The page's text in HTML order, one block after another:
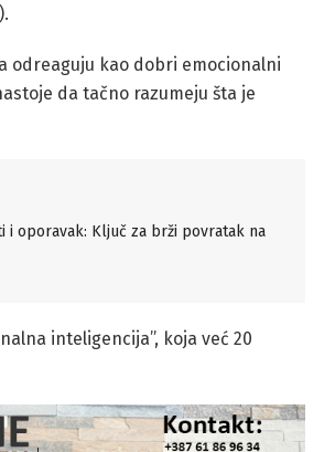
odreaguju kao dobri emocionalni
da tačno razumeju šta je
i oporavak: Ključ za brži povratak na
inteligencija”, koja već 20